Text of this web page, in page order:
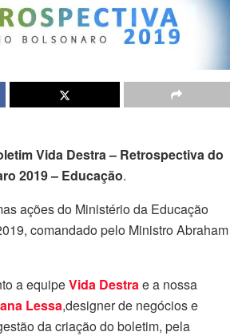
Vida Destra – Retrospectiva do
2019 – Educação.
ações do Ministério da Educação
comandado pelo Ministro Abraham
a equipeVida Destrae a nossa
Lessa,designer de negócios e
da criação do boletim, pela